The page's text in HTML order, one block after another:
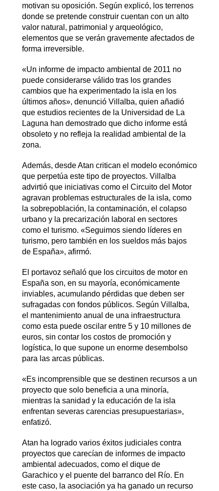
motivan su oposición. Según explicó, los terrenos
donde se pretende construir cuentan con un alto
valor natural, patrimonial y arqueológico,
elementos que se verán gravemente afectados de
forma irreversible.
«Un informe de impacto ambiental de 2011 no
puede considerarse válido tras los grandes
cambios que ha experimentado la isla en los
últimos años», denunció Villalba, quien añadió
que estudios recientes de la Universidad de La
Laguna han demostrado que dicho informe está
obsoleto y no refleja la realidad ambiental de la
zona.
Además, desde Atan critican el modelo económico
que perpetúa este tipo de proyectos. Villalba
advirtió que iniciativas como el Circuito del Motor
agravan problemas estructurales de la isla, como
la sobrepoblación, la contaminación, el colapso
urbano y la precarización laboral en sectores
como el turismo. «Seguimos siendo líderes en
turismo, pero también en los sueldos más bajos
de España», afirmó.
El portavoz señaló que los circuitos de motor en
España son, en su mayoría, económicamente
inviables, acumulando pérdidas que deben ser
sufragadas con fondos públicos. Según Villalba,
el mantenimiento anual de una infraestructura
como esta puede oscilar entre 5 y 10 millones de
euros, sin contar los costos de promoción y
logística, lo que supone un enorme desembolso
para las arcas públicas.
«Es incomprensible que se destinen recursos a un
proyecto que solo beneficia a una minoría,
mientras la sanidad y la educación de la isla
enfrentan severas carencias presupuestarias»,
enfatizó.
Atan ha logrado varios éxitos judiciales contra
proyectos que carecían de informes de impacto
ambiental adecuados, como el dique de
Garachico y el puente del barranco del Río. En
este caso, la asociación ya ha ganado un recurso